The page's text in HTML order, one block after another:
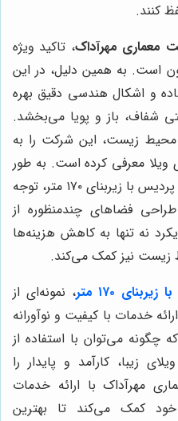
کنند.
معماری مهرآداک، تاکید ویژه
است. به همین دلیل، در این
و اشکال هندسی دقیق بهره
شفاف، باز و پویا می‌بخشد.
محیط زیست، این شرکت را به
ویلا معرفی کرده است. به طور
خاص، در طراحی ویلای مدرن در پردیس با زیربنای ۱۷۰ متر، توجه
فضاهای چندمنظوره از
نه تنها به کاهش هزینه‌ها
زیست نیز کمک می‌کند.
۱۷۰ متر
، نمونه‌ای از
خدمات با کیفیت و نوآورانه
می‌توان با استفاده از
زیبا، کارآمد و پایدار را
مهرآداک با ارائه خدمات
خود کمک می‌کند تا بهترین